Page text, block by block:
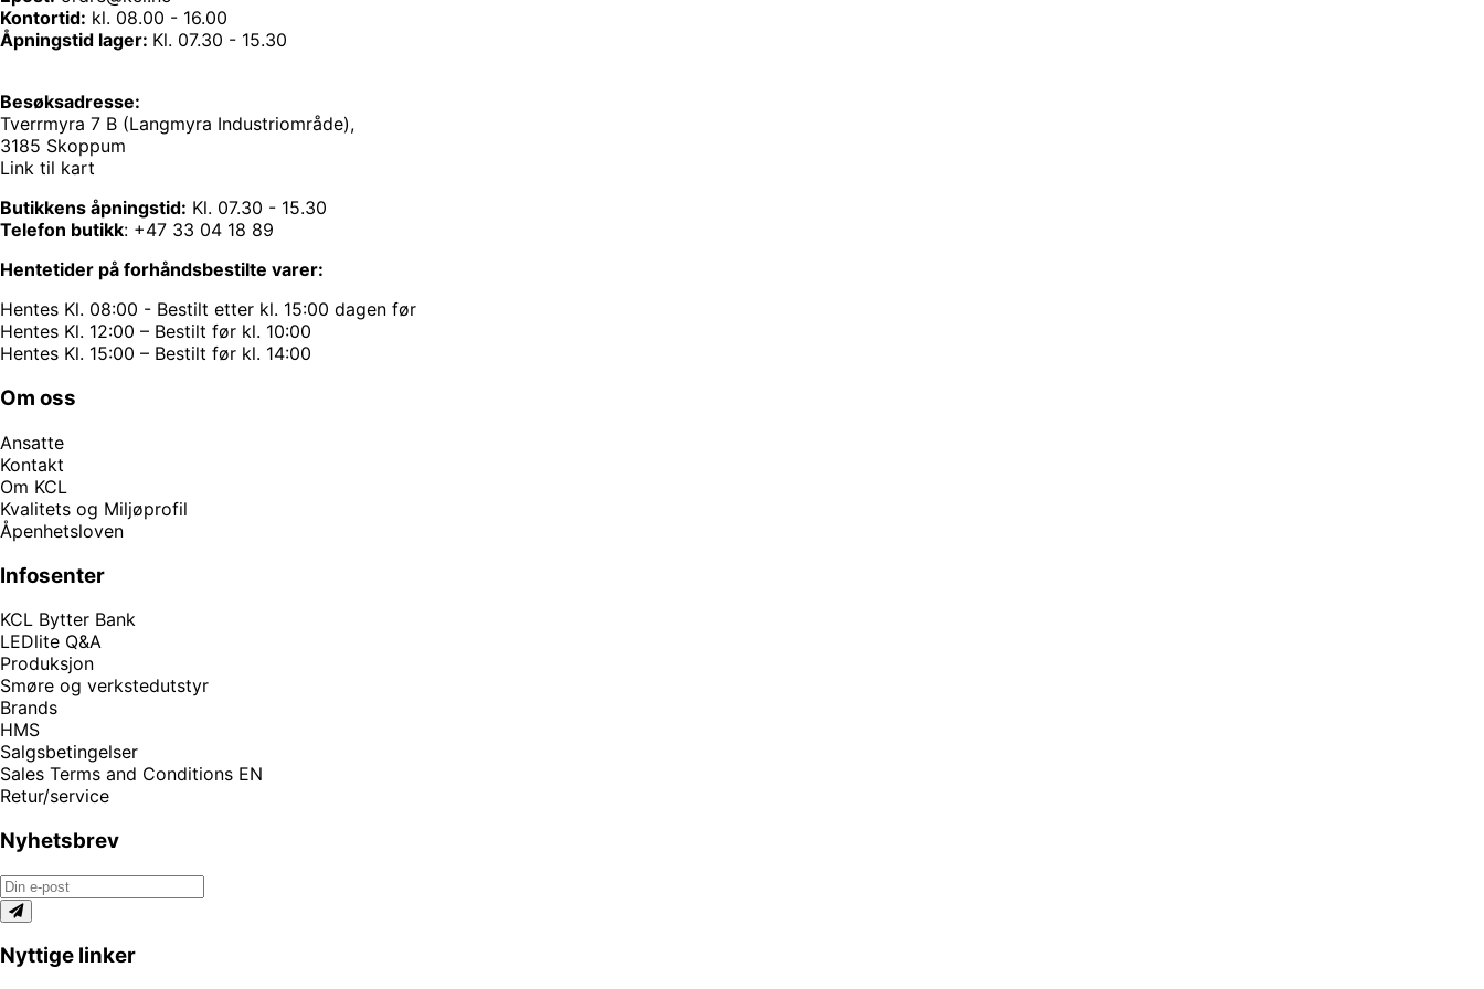
Kontortid: kl. 08.00 - 16.00
Åpningstid lager: Kl. 07.30 - 15.30
Besøksadresse:
Tverrmyra 7 B (Langmyra Industriområde),
3185 Skoppum
Link til kart
Butikkens åpningstid: Kl. 07.30 - 15.30
Telefon butikk: +47 33 04 18 89
Hentetider på forhåndsbestilte varer:
Hentes Kl. 08:00 - Bestilt etter kl. 15:00 dagen før
Hentes Kl. 12:00 – Bestilt før kl. 10:00
Hentes Kl. 15:00 – Bestilt før kl. 14:00
Om oss
Ansatte
Kontakt
Om KCL
Kvalitets og Miljøprofil
Åpenhetsloven
Infosenter
KCL Bytter Bank
LEDlite Q&A
Produksjon
Smøre og verkstedutstyr
Brands
HMS
Salgsbetingelser
Sales Terms and Conditions EN
Retur/service
Nyhetsbrev
Nyttige linker